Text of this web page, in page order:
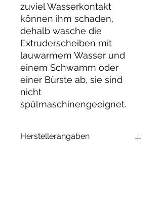
zuviel Wasserkontakt
können ihm schaden,
dehalb wasche die
Extruderscheiben mit
lauwarmem Wasser und
einem Schwamm oder
einer Bürste ab, sie sind
nicht
spülmaschinengeeignet.
Herstellerangaben